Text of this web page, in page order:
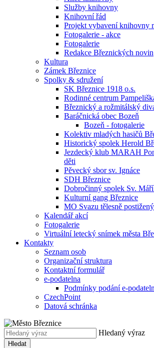
Služby knihovny
Knihovní řád
Projekt vybavení knihovny
Fotogalerie - akce
Fotogalerie
Redakce Březnických novin
Kultura
Zámek Březnice
Spolky & sdružení
SK Březnice 1918 o.s.
Rodinné centrum
Březnický a rožmitálský
Baráčnická obec Bozeň
Bozeň - fotogalerie
Kolektiv mladých hasičů
Historický spolek Herold
Jezdecký klub MARAH
děti
Pěvecký sbor sv. Ignáce
SDH Březnice
Dobročinný spolek Sv.
Kulturní gang Březnice
MO Svazu tělesně
Kalendář akcí
Fotogalerie
Virtuální letecký snímek města
Kontakty
Seznam osob
Organizační struktura
Kontaktní formulář
e-podatelna
Podmínky podání e-
CzechPoint
Datová schránka
Hledaný výraz
Hledat